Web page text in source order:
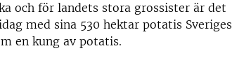
och för landets stora grossister är det
med sina 530 hektar potatis Sveriges
en kung av potatis.